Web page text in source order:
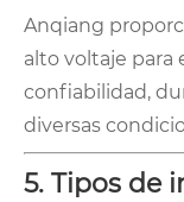
Anqiang
alto voltaje para
confiabilidad,
diversas
5. Tipos de